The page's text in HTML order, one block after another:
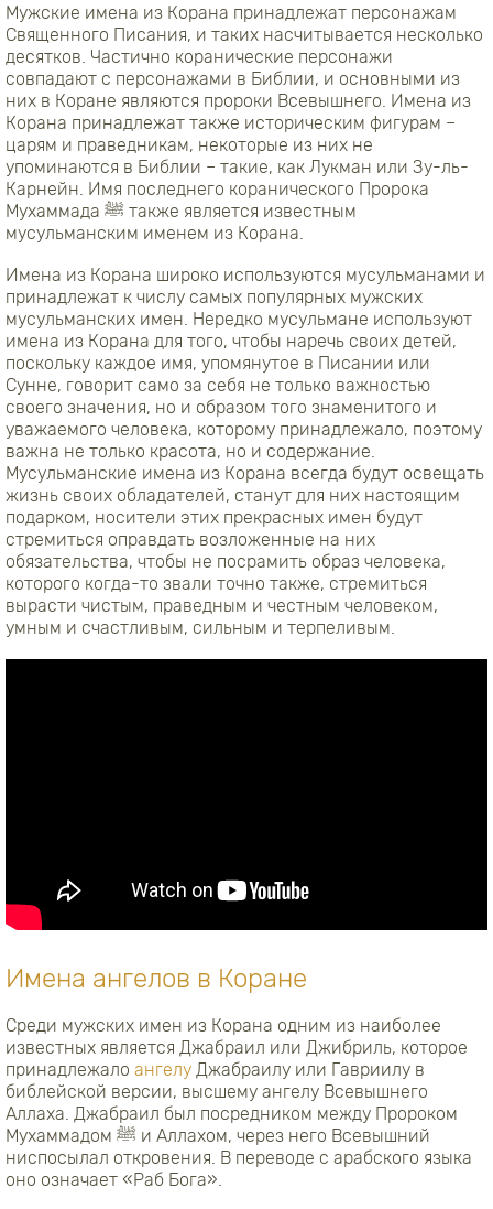
Мужские имена из Корана принадлежат персонажам
Священного Писания, и таких насчитывается несколько
десятков. Частично коранические персонажи
совпадают с персонажами в Библии, и основными из
них в Коране являются пророки Всевышнего. Имена из
Корана принадлежат также историческим фигурам –
царям и праведникам, некоторые из них не
упоминаются в Библии – такие, как Лукман или Зу-ль-
Карнейн. Имя последнего коранического Пророка
Мухаммада ﷺ также является известным
мусульманским именем из Корана.
Имена из Корана широко используются мусульманами и
принадлежат к числу самых популярных мужских
мусульманских имен. Нередко мусульмане используют
имена из Корана для того, чтобы наречь своих детей,
поскольку каждое имя, упомянутое в Писании или
Сунне, говорит само за себя не только важностью
своего значения, но и образом того знаменитого и
уважаемого человека, которому принадлежало, поэтому
важна не только красота, но и содержание.
Мусульманские имена из Корана всегда будут освещать
жизнь своих обладателей, станут для них настоящим
подарком, носители этих прекрасных имен будут
стремиться оправдать возложенные на них
обязательства, чтобы не посрамить образ человека,
которого когда-то звали точно также, стремиться
вырасти чистым, праведным и честным человеком,
умным и счастливым, сильным и терпеливым.
Имена ангелов в Коране
Среди мужских имен из Корана одним из наиболее
известных является Джабраил или Джибриль, которое
принадлежало ангелу Джабраилу или Гавриилу в
библейской версии, высшему ангелу Всевышнего
Аллаха. Джабраил был посредником между Пророком
Мухаммадом ﷺ и Аллахом, через него Всевышний
ниспосылал откровения. В переводе с арабского языка
оно означает «Раб Бога».